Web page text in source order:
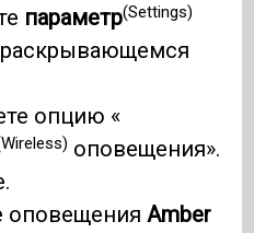
параметр(Settings)
раскрывающемся
опцию «
оповещения».
оповещенияAmber